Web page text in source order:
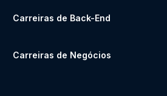
Carreiras de Back-End
Carreiras de Negócios